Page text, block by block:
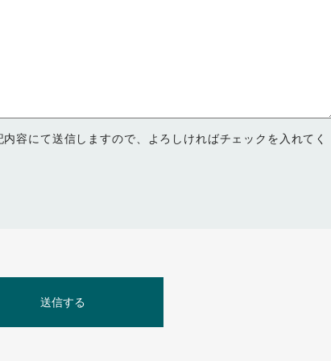
容にて送信しますので、よろしければチェックを入れてく